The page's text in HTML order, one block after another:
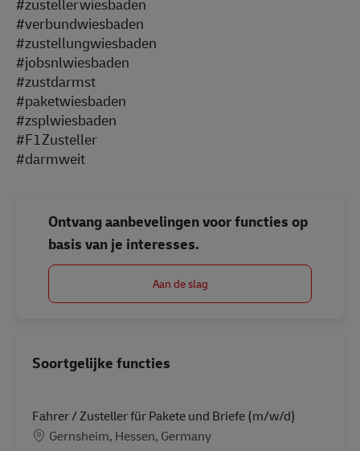
#verbundwiesbaden
#zustellungwiesbaden
#jobsnlwiesbaden
#zustdarmst
#paketwiesbaden
#zsplwiesbaden
#F1Zusteller
#darmweit
Ontvang aanbevelingen voor functies op
basis van je interesses.
Aan de slag
Soortgelijke functies
Fahrer / Zusteller für Pakete und Briefe (m/w/d)
Locatie
Gernsheim, Hessen, Germany